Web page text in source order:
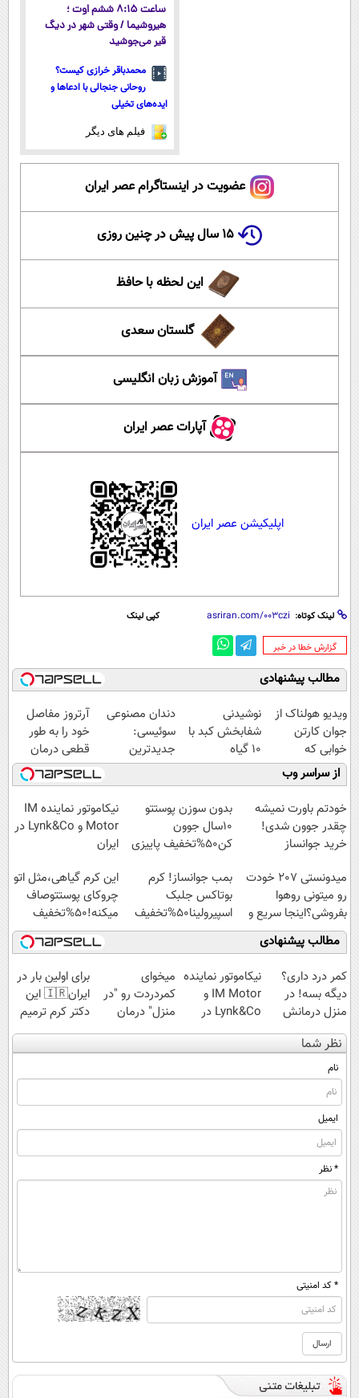
ساعت ۸:۱۵ ششم اوت ؛
هیروشیما / وقتی شهر در دیگ
قیر می‌جوشید
محمدباقر خرازی کیست؟
روحانی جنجالی با ادعاها و
ایده‌های تخیلی
فیلم های دیگر
عضویت در اینستاگرام عصر ایران
۱۵ سال پیش در چنین روزی
این لحظه با حافظ
گلستان سعدی
آموزش زبان انگلیسی
آپارات عصر ایران
اپلیکیشن عصر ایران
لینک کوتاه: کپی لینک
‌گزارش خطا در خبر
مطالب پیشنهادی
ویدیو هولناک از
جوان کارتن
خوابی که
میلیاردر شد.
آموزش رایگان
نوشیدنی
شفابخش کبد با
10 گیاه
موثر(تخفیف تا
امشب)
دندان مصنوعی
سوئیسی:
جدیدترین
فناوری اروپا،
سبک و مقاوم |
پرداخت قسطی
آرتروز مفاصل
خود را به طور
قطعی درمان
کنید!
◗پرسش‌نامه◖
از سراسر وب
خودتم باورت نمیشه
چقدر جوون شدی!
خرید جوانساز
ویژه
بدون سوزن پوستتو
10سال جوون
کن50%تخفیف پاییزی
نیکاموتور نماینده IM
Motor و Lynk&Co در
ایران
میدونستی 207 خودت
رو میتونی روهوا
بفروشی؟اینجا سریع و
راحت بفروش
بمب جوانساز! کرم
بوتاکس جلبک
اسپیرولینا50%تخفیف
این کرم گیاهی،مثل اتو
چروکای پوستتوصاف
میکنه!50%تخفیف
مطالب پیشنهادی
کمر درد داری؟
دیگه بسه! در
منزل درمانش
کن
(◀پرسش‌نامه)
نیکاموتور نماینده
IM Motor و
Lynk&Co در
ایران
میخوای
کمردردت رو "در
منزل" درمان
کنی؟ (◂فیلم +
◂پرسش‌نامه)
برای اولین بار در
ایران🇮🇷 این
دکتر کرم ترمیم
کننده 23 روزه
ساخت!
نظر شما
نام
ایمیل
* نظر
* کد امنیتی